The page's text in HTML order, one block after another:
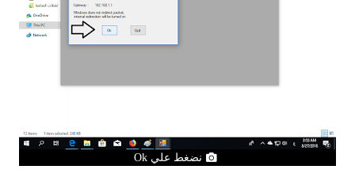
نضغط علي Ok